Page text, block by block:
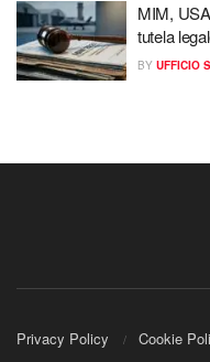
MIM,
tutela
BY UFFICIO
Privacy Policy Cookie